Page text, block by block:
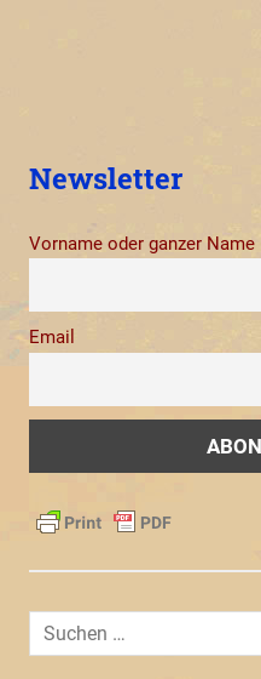
Newsletter
Vorname oder ganzer Name
Email